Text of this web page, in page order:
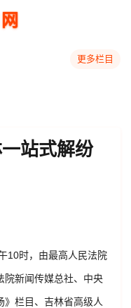
更多栏目
站式解纷
10时，由最高人民法院
院新闻传媒总社、中央
》栏目、吉林省高级人